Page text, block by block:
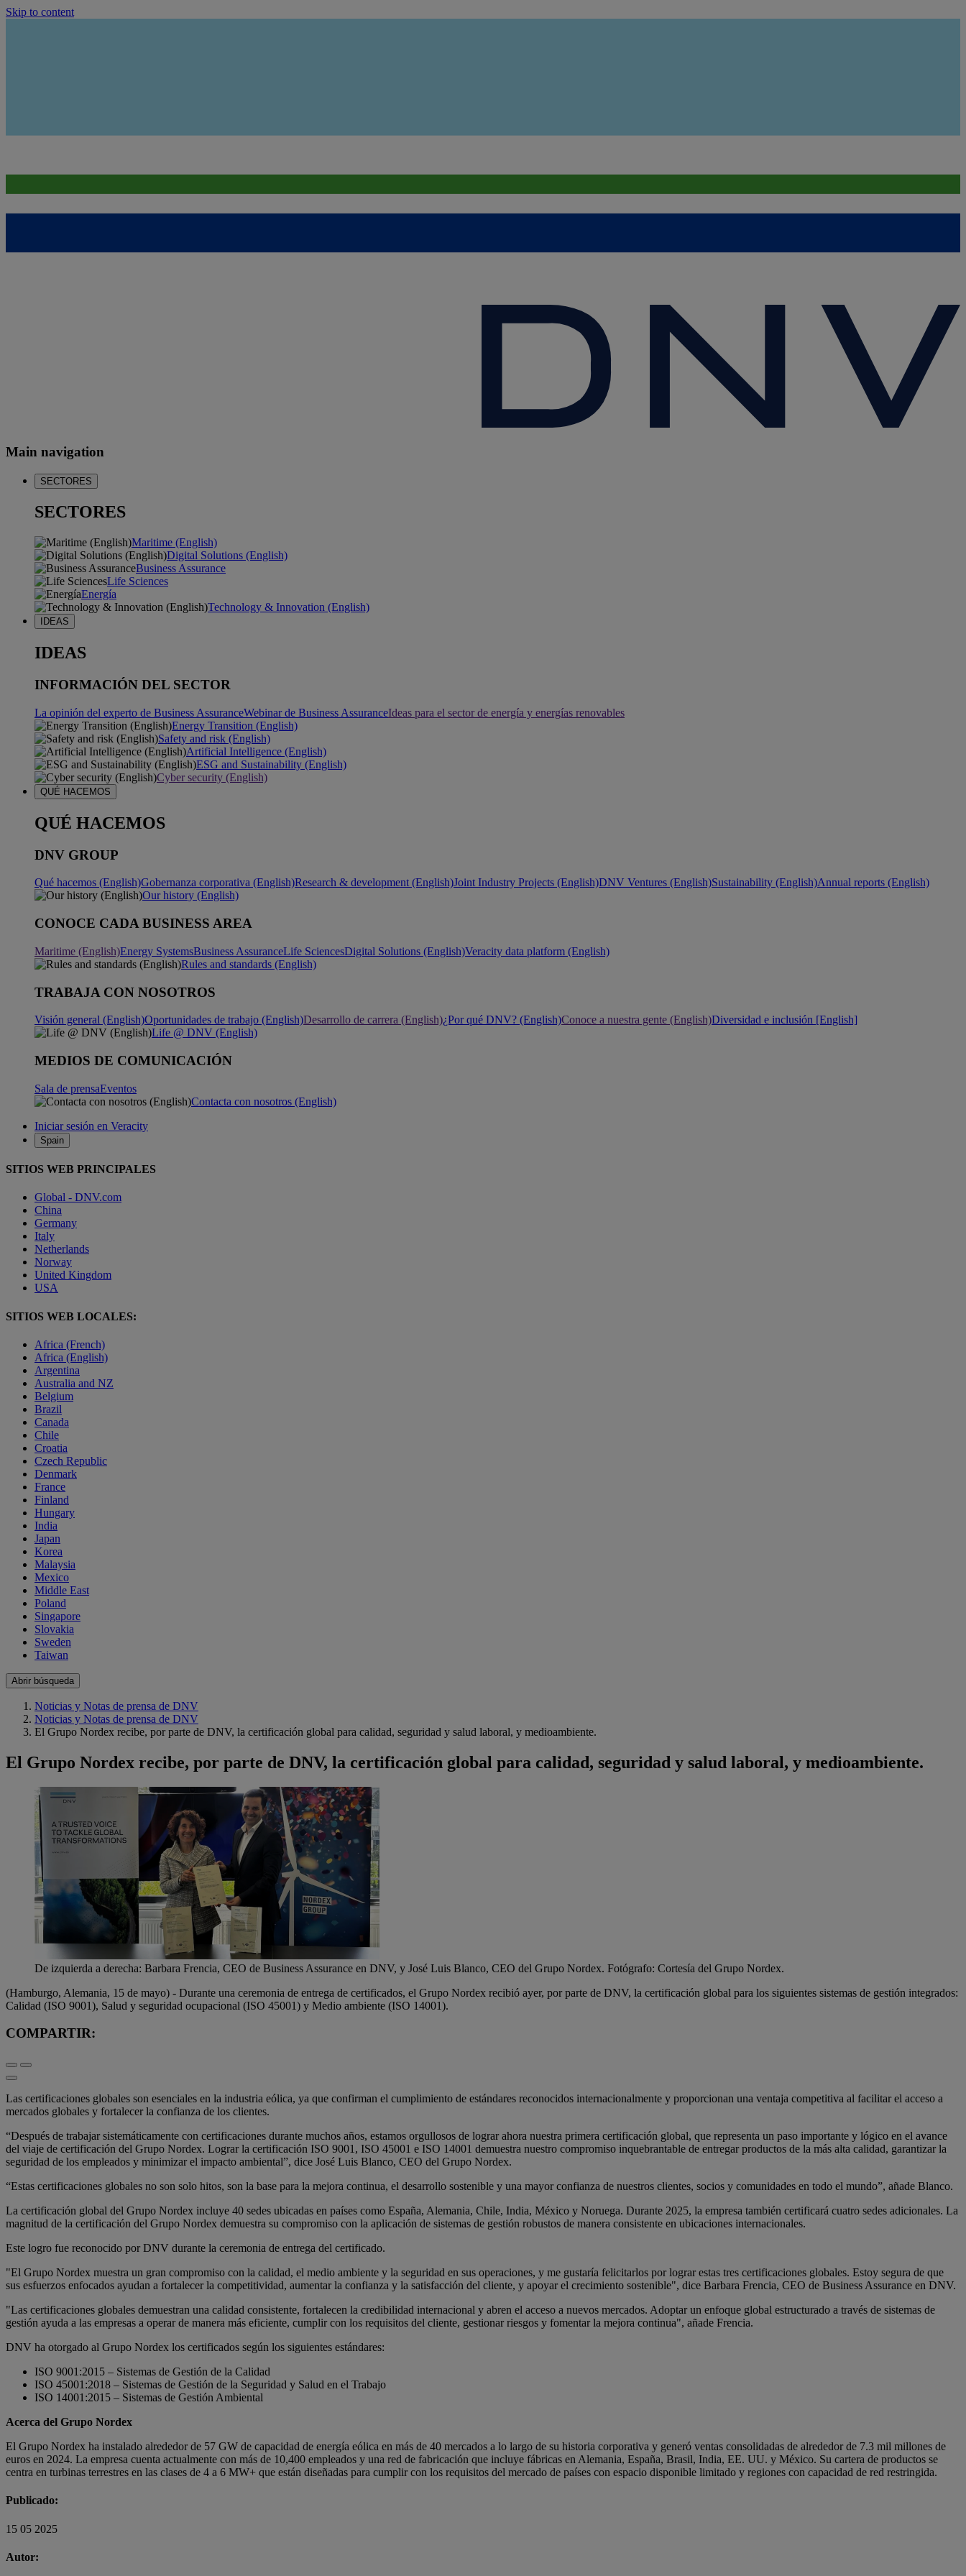
Skip to content
Main navigation
SECTORES
SECTORES
Maritime (English)
Digital Solutions (English)
Business Assurance
Life Sciences
Energía
Technology & Innovation (English)
IDEAS
IDEAS
INFORMACIÓN DEL SECTOR
La opinión del experto de Business AssuranceWebinar de Business AssuranceIdeas para el sector de energía y energías renovables
Energy Transition (English)
Safety and risk (English)
Artificial Intelligence (English)
ESG and Sustainability (English)
Cyber security (English)
QUÉ HACEMOS
QUÉ HACEMOS
DNV GROUP
Qué hacemos (English)Gobernanza corporativa (English)Research & development (English)Joint Industry Projects (English)DNV Ventures (English)Sustainability (English)Annual reports (English)
Our history (English)
CONOCE CADA BUSINESS AREA
Maritime (English)Energy SystemsBusiness AssuranceLife SciencesDigital Solutions (English)Veracity data platform (English)
Rules and standards (English)
TRABAJA CON NOSOTROS
Visión general (English)Oportunidades de trabajo (English)Desarrollo de carrera (English)¿Por qué DNV? (English)Conoce a nuestra gente (English)Diversidad e inclusión [English]
Life @ DNV (English)
MEDIOS DE COMUNICACIÓN
Sala de prensaEventos
Contacta con nosotros (English)
Iniciar sesión en Veracity
Spain
SITIOS WEB PRINCIPALES
Global - DNV.com
China
Germany
Italy
Netherlands
Norway
United Kingdom
USA
SITIOS WEB LOCALES:
Africa (French)
Africa (English)
Argentina
Australia and NZ
Belgium
Brazil
Canada
Chile
Croatia
Czech Republic
Denmark
France
Finland
Hungary
India
Japan
Korea
Malaysia
Mexico
Middle East
Poland
Singapore
Slovakia
Sweden
Taiwan
Abrir búsqueda
Noticias y Notas de prensa de DNV
Noticias y Notas de prensa de DNV
El Grupo Nordex recibe, por parte de DNV, la certificación global para calidad, seguridad y salud laboral, y medioambiente.
El Grupo Nordex recibe, por parte de DNV, la certificación global para calidad, seguridad y salud laboral, y medioambiente.
De izquierda a derecha: Barbara Frencia, CEO de Business Assurance en DNV, y José Luis Blanco, CEO del Grupo Nordex. Fotógrafo: Cortesía del Grupo Nordex.
(Hamburgo, Alemania, 15 de mayo) - Durante una ceremonia de entrega de certificados, el Grupo Nordex recibió ayer, por parte de DNV, la certificación global para los siguientes sistemas de gestión integrados:
Calidad (ISO 9001), Salud y seguridad ocupacional (ISO 45001) y Medio ambiente (ISO 14001).
COMPARTIR:
Las certificaciones globales son esenciales en la industria eólica, ya que confirman el cumplimiento de estándares reconocidos internacionalmente y proporcionan una ventaja competitiva al facilitar el acceso a
mercados globales y fortalecer la confianza de los clientes.
“Después de trabajar sistemáticamente con certificaciones durante muchos años, estamos orgullosos de lograr ahora nuestra primera certificación global, que representa un paso importante y lógico en el avance
del viaje de certificación del Grupo Nordex. Lograr la certificación ISO 9001, ISO 45001 e ISO 14001 demuestra nuestro compromiso inquebrantable de entregar productos de la más alta calidad, garantizar la
seguridad de los empleados y minimizar el impacto ambiental”, dice José Luis Blanco, CEO del Grupo Nordex.
“Estas certificaciones globales no son solo hitos, son la base para la mejora continua, el desarrollo sostenible y una mayor confianza de nuestros clientes, socios y comunidades en todo el mundo”, añade Blanco.
La certificación global del Grupo Nordex incluye 40 sedes ubicadas en países como España, Alemania, Chile, India, México y Noruega. Durante 2025, la empresa también certificará cuatro sedes adicionales. La
magnitud de la certificación del Grupo Nordex demuestra su compromiso con la aplicación de sistemas de gestión robustos de manera consistente en ubicaciones internacionales.
Este logro fue reconocido por DNV durante la ceremonia de entrega del certificado.
"El Grupo Nordex muestra un gran compromiso con la calidad, el medio ambiente y la seguridad en sus operaciones, y me gustaría felicitarlos por lograr estas tres certificaciones globales. Estoy segura de que
sus esfuerzos enfocados ayudan a fortalecer la competitividad, aumentar la confianza y la satisfacción del cliente, y apoyar el crecimiento sostenible", dice Barbara Frencia, CEO de Business Assurance en DNV.
"Las certificaciones globales demuestran una calidad consistente, fortalecen la credibilidad internacional y abren el acceso a nuevos mercados. Adoptar un enfoque global estructurado a través de sistemas de
gestión ayuda a las empresas a operar de manera más eficiente, cumplir con los requisitos del cliente, gestionar riesgos y fomentar la mejora continua", añade Frencia.
DNV ha otorgado al Grupo Nordex los certificados según los siguientes estándares:
ISO 9001:2015 – Sistemas de Gestión de la Calidad
ISO 45001:2018 – Sistemas de Gestión de la Seguridad y Salud en el Trabajo
ISO 14001:2015 – Sistemas de Gestión Ambiental
Acerca del Grupo Nordex
El Grupo Nordex ha instalado alrededor de 57 GW de capacidad de energía eólica en más de 40 mercados a lo largo de su historia corporativa y generó ventas consolidadas de alrededor de 7.3 mil millones de
euros en 2024. La empresa cuenta actualmente con más de 10,400 empleados y una red de fabricación que incluye fábricas en Alemania, España, Brasil, India, EE. UU. y México. Su cartera de productos se
centra en turbinas terrestres en las clases de 4 a 6 MW+ que están diseñadas para cumplir con los requisitos del mercado de países con espacio disponible limitado y regiones con capacidad de red restringida.
Publicado:
15 05 2025
Autor: